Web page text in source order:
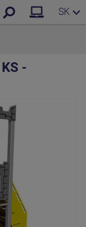
SK
-